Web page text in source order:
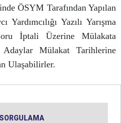
ÖSYM Tarafından Yapılan
Yazılı Yarışma
İptali Üzerine Mülakata
Mülakat Tarihlerine
Ulaşabilirler.